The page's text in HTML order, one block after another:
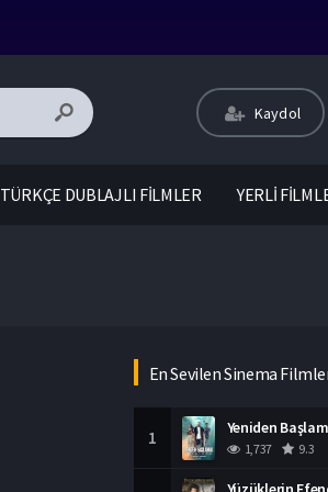
Kaydol
TÜRKÇE DUBLAJLI FİLMLER YERLİ
En Sevilen Sinema
1 Yeniden
1,737 9.3